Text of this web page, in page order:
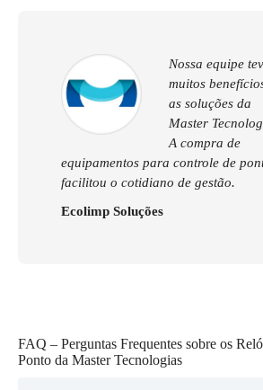
Nossa equipe
muitos
as soluções da
Master
A compra de
equipamentos para controle de
facilitou o cotidiano de gestão.
Ecolimp Soluções
FAQ – Perguntas Frequentes sobre os
Ponto da Master Tecnologias